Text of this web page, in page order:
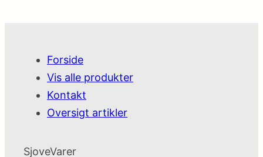
Forside
Vis alle produkter
Kontakt
Oversigt artikler
SjoveVarer